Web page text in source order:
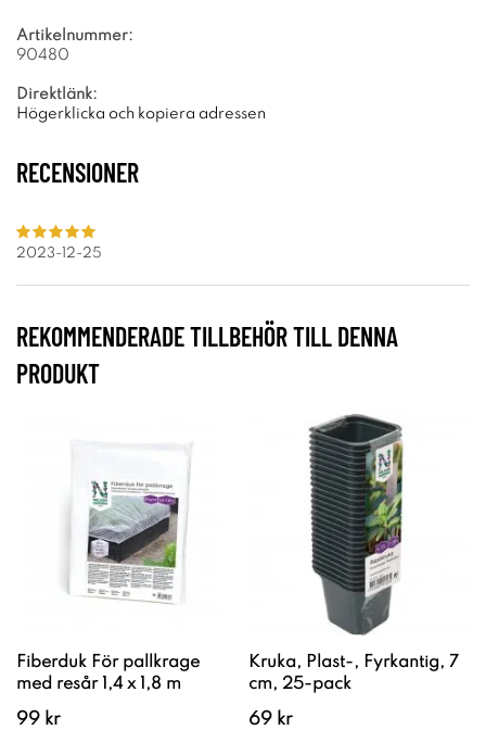
Artikelnummer:
90480
Direktlänk:
Högerklicka och kopiera adressen
RECENSIONER
2023-12-25
REKOMMENDERADE TILLBEHÖR TILL DENNA
PRODUKT
Fiberduk För pallkrage
med resår 1,4 x 1,8 m
99 kr
Kruka, Plast-, Fyrkantig, 7
cm, 25-pack
69 kr